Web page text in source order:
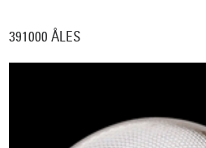
391000 ÅLES